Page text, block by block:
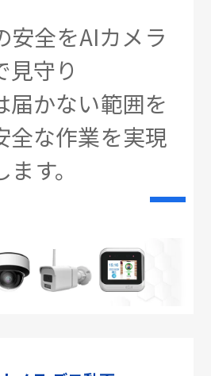
安全をAIカメラ
見守り
届かない範囲を
全な作業を実現
ます。